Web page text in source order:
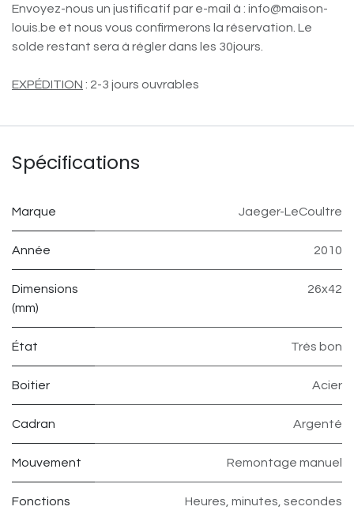
Envoyez-nous un justificatif par e-mail à : info@maison-
louis.be et nous vous confirmerons la réservation. Le
solde restant sera à régler dans les 30jours.
EXPÉDITION : 2-3 jours ouvrables
Spécifications
Marque Jaeger-LeCoultre
Année 2010
Dimensions
(mm)
26x42
État Très bon
Boitier Acier
Cadran Argenté
Mouvement Remontage manuel
Fonctions Heures, minutes, secondes